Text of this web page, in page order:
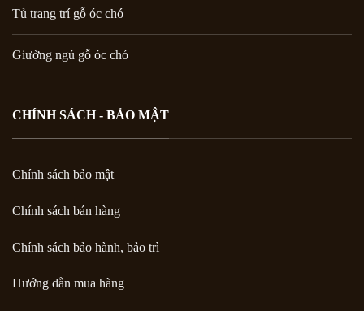
Tủ trang trí gỗ óc chó
Giường ngủ gỗ óc chó
CHÍNH SÁCH - BẢO MẬT
Chính sách bảo mật
Chính sách bán hàng
Chính sách bảo hành, bảo trì
Hướng dẫn mua hàng